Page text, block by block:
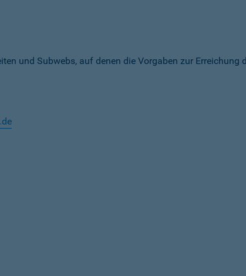
und Subwebs, auf denen die Vorgaben zur